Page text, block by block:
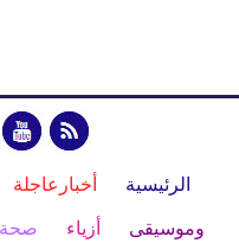
الرئيسية أخبارعاجلة
وموسيقى أزياء صحة